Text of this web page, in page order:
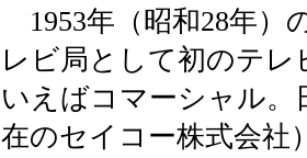
1953年（昭和28年）
レビ局として初のテ
いえばコマーシャル。
在のセイコー株式会社